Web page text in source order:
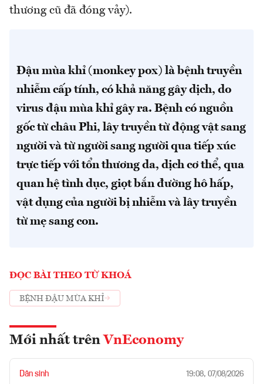
thương cũ đã đóng vảy).
Đậu mùa khỉ (monkey pox) là bệnh truyền
nhiễm cấp tính, có khả năng gây dịch, do
virus đậu mùa khỉ gây ra. Bệnh có nguồn
gốc từ châu Phi, lây truyền từ động vật sang
người và từ người sang người qua tiếp xúc
trực tiếp với tổn thương da, dịch cơ thể, qua
quan hệ tình dục, giọt bắn đường hô hấp,
vật dụng của người bị nhiễm và lây truyền
từ mẹ sang con.
ĐỌC BÀI THEO TỪ KHOÁ
BỆNH ĐẬU MÙA KHỈ
Mới nhất trên VnEconomy
Dân sinh 19:08, 07/08/2026